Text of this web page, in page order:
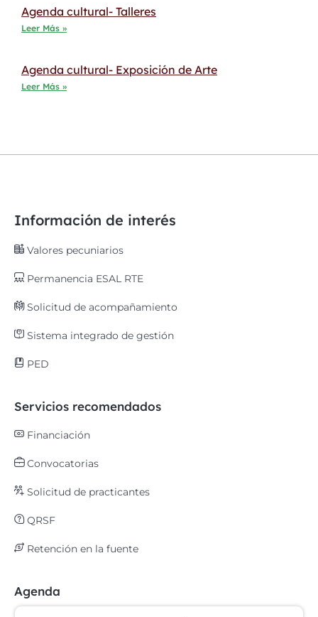
Agenda cultural- Talleres
Leer Más »
Agenda cultural- Exposición de Arte
Leer Más »
Información de interés
Valores pecuniarios
Permanencia ESAL RTE
Solicitud de acompañamiento
Sistema integrado de gestión
PED
Servicios recomendados
Financiación
Convocatorias
Solicitud de practicantes
QRSF
Retención en la fuente
Agenda